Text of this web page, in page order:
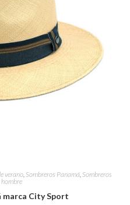
verano Sombreros Panamá Sombreros
marca City Sport